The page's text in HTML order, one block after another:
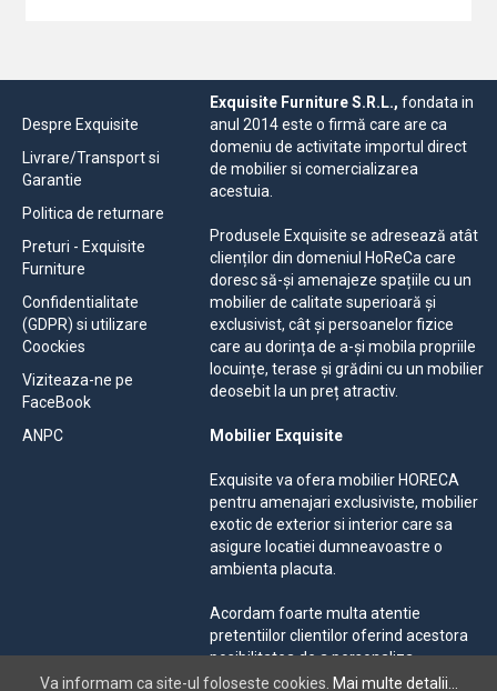
Despre Exquisite
Livrare/Transport si
Garantie
Politica de returnare
Preturi - Exquisite
Furniture
Confidentialitate
(GDPR) si utilizare
Coockies
Viziteaza-ne pe
FaceBook
ANPC
Exquisite Furniture S.R.L.,fondata in
anul 2014 este o firmă care are ca
domeniu de activitate importul direct
de mobilier si comercializarea
acestuia.
Produsele Exquisite se adresează atât
clienților din domeniul HoReCa care
doresc să-și amenajeze spațiile cu un
mobilier de calitate superioară și
exclusivist, cât și persoanelor fizice
care au dorința de a-și mobila propriile
locuințe, terase și grădini cu un mobilier
deosebit la un preț atractiv.
Mobilier Exquisite
Exquisite va ofera mobilier HORECA
pentru amenajari exclusiviste, mobilier
exotic de exterior si interior care sa
asigure locatiei dumneavoastre o
ambienta placuta.
Acordam foarte multa atentie
pretentiilor clientilor oferind acestora
posibilitatea de a personaliza
mobilierul solicitat, alegand dintr-o
Va informam ca site-ul foloseste cookies. Mai multe detalii...